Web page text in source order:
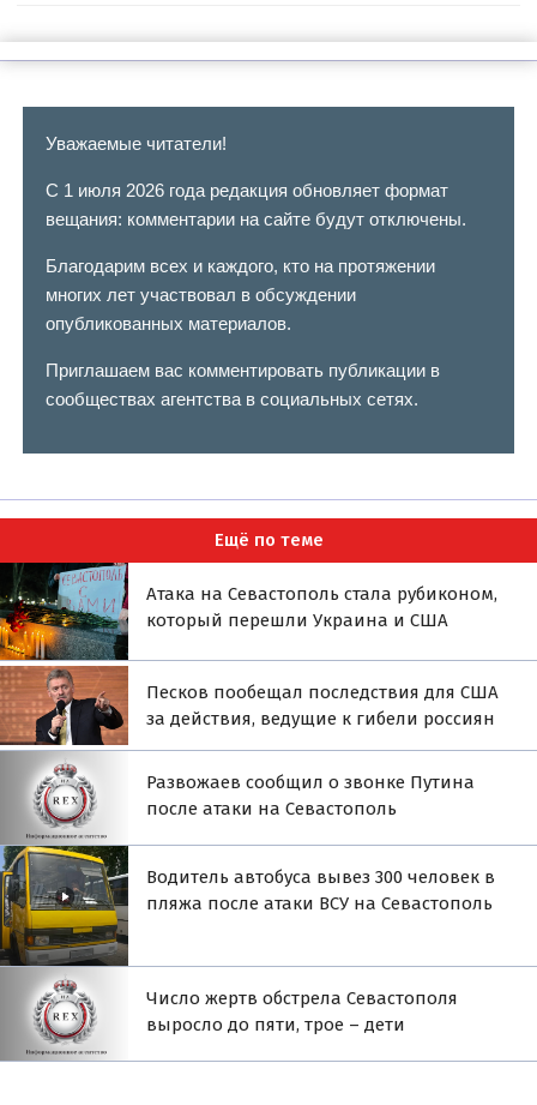
Уважаемые читатели!
С 1 июля 2026 года редакция обновляет формат
вещания: комментарии на сайте будут отключены.
Благодарим всех и каждого, кто на протяжении
многих лет участвовал в обсуждении
опубликованных материалов.
Приглашаем вас комментировать публикации в
сообществах агентства в социальных сетях.
Ещё по теме
Атака на Севастополь стала рубиконом,
который перешли Украина и США
Песков пообещал последствия для США
за действия, ведущие к гибели россиян
Развожаев сообщил о звонке Путина
после атаки на Севастополь
Водитель автобуса вывез 300 человек в
пляжа после атаки ВСУ на Севастополь
Число жертв обстрела Севастополя
выросло до пяти, трое – дети